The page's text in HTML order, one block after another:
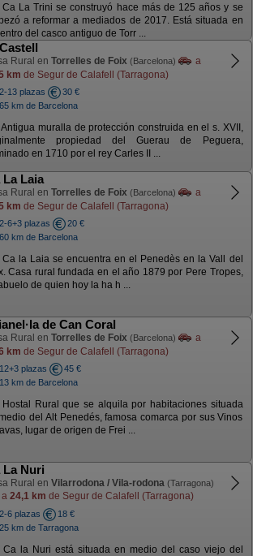
Ca La Trini se construyó hace más de 125 años y se
a reformar a mediados de 2017. Está situada en
del casco antiguo de Torr ...
Rural en Torrelles de Foix (Barcelona)
a
km de Segur de Calafell (Tarragona)
2-13 plazas
30 €
65 km de Barcelona
Antigua muralla de protección construida en el s. XVII,
propiedad del Guerau de Peguera,
en 1710 por el rey Carles II ...
La Laia
Rural en Torrelles de Foix (Barcelona)
a
km de Segur de Calafell (Tarragona)
2-6+3 plazas
20 €
60 km de Barcelona
Ca la Laia se encuentra en el Penedès en la Vall del
Casa rural fundada en el año 1879 por Pere Tropes,
de quien hoy la ha h ...
de Can Coral
Rural en Torrelles de Foix (Barcelona)
a
km de Segur de Calafell (Tarragona)
12+3 plazas
45 €
13 km de Barcelona
Hostal Rural que se alquila por habitaciones situada
del Alt Penedés, famosa comarca por sus Vinos
lugar de origen de Frei ...
La Nuri
Rural en Vilarrodona / Vila-rodona (Tarragona)
a 24,1 km de Segur de Calafell (Tarragona)
2-6 plazas
18 €
25 km de Tarragona
Ca la Nuri está situada en medio del caso viejo del